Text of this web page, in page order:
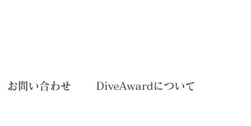
お問い合わせ DiveAwardについて